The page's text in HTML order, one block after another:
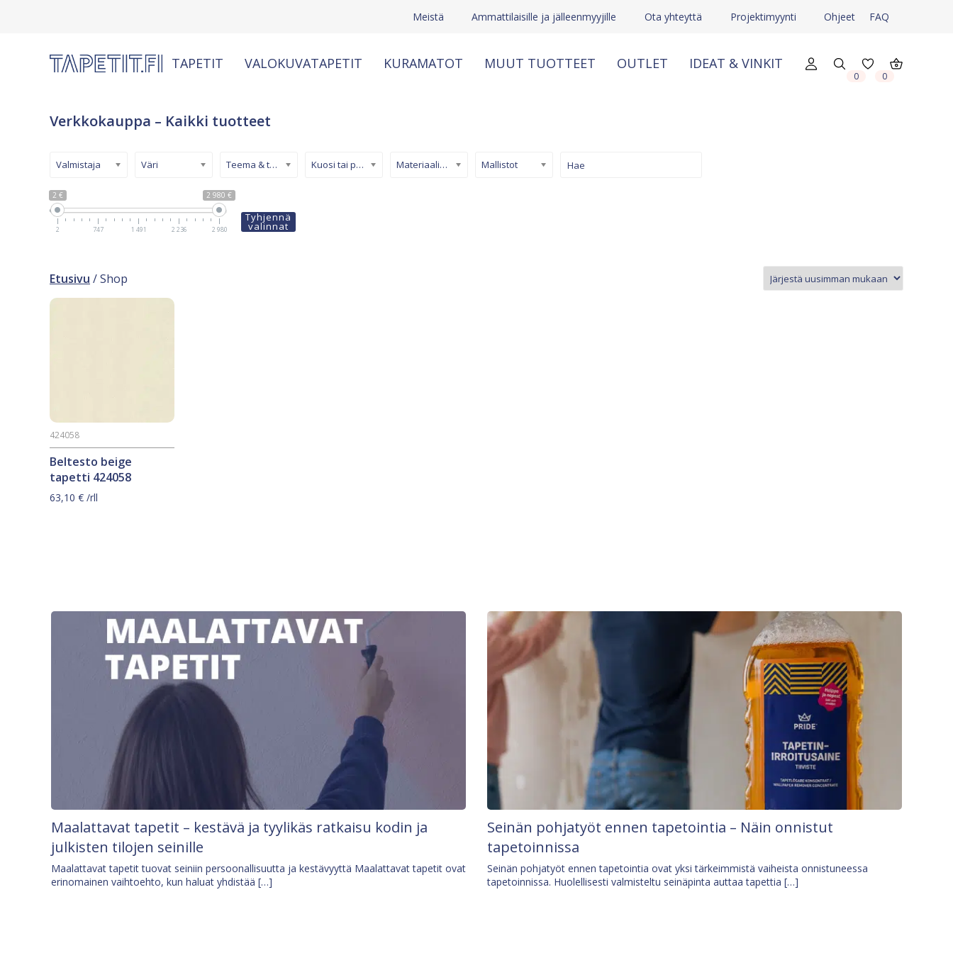
Meistä Ammattilaisille ja jälleenmyyjille Ota yhteyttä Projektimyynti Ohjeet FAQ
TAPETIT VALOKUVATAPETIT KURAMATOT MUUT TUOTTEET OUTLET IDEAT & VINKIT
0 0
Verkkokauppa – Kaikki tuotteet
2 € 2 980 €
2 747 1 491 2 236 2 980
Valmistaja Väri Teema & tyyli Kuosi tai pinta Materiaali/ tuotetyyppi Mallistot
Tyhjennä
valinnat
Etusivu / Shop
Beltesto beige
tapetti 424058
424058
63,10 € /rll
Maalattavat tapetit – kestävä ja tyylikäs ratkaisu kodin ja
julkisten tilojen seinille
Maalattavat tapetit tuovat seiniin persoonallisuutta ja kestävyyttä Maalattavat tapetit ovat
erinomainen vaihtoehto, kun haluat yhdistää […]
Seinän pohjatyöt ennen tapetointia – Näin onnistut
tapetoinnissa
Seinän pohjatyöt ennen tapetointia ovat yksi tärkeimmistä vaiheista onnistuneessa
tapetoinnissa. Huolellisesti valmisteltu seinäpinta auttaa tapettia […]